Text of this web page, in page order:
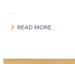
READ MORE…